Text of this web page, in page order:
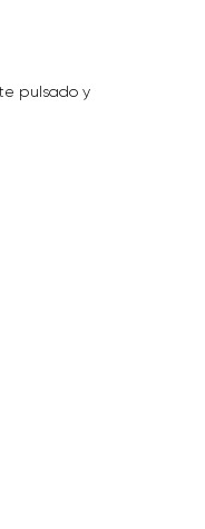
pulsado y